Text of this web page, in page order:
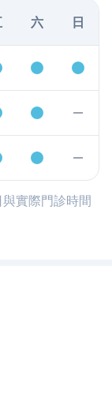
六 日
實際門診時間